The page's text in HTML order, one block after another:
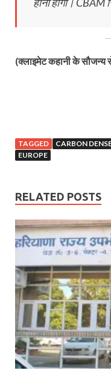
(क्लाइमेट कहानी के सौजन्य
TAGGED CARBON
EUROPE
RELATED POSTS